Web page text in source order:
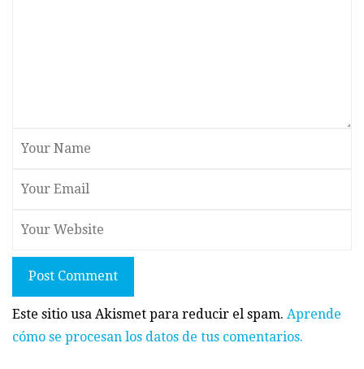
Post Comment
Este sitio usa Akismet para reducir el spam. Aprende
cómo se procesan los datos de tus comentarios.